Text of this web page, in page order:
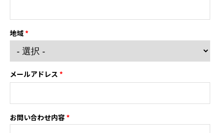
地域*
メールアドレス *
お問い合わせ内容*